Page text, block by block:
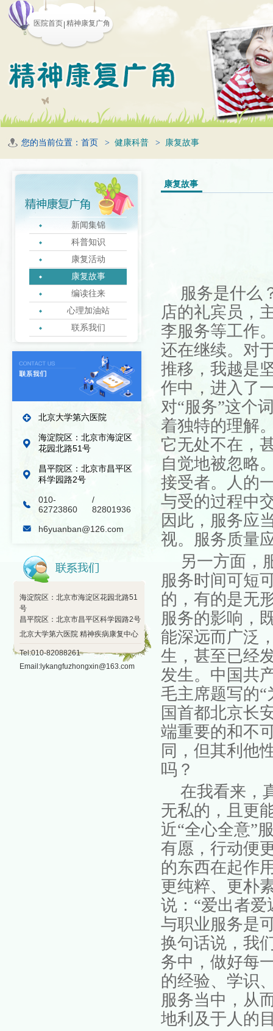
医院首页 精神康复广角
您的当前位置： 首页 > 健康科普 > 康复故事
新闻集锦
科普知识
康复活动
康复故事
编读往来
心理加油站
联系我们
绿丝带志愿者协会
北京大学第六医院
海淀院区：北京市海淀区
花园北路51号
昌平院区：北京市昌平区
科学园路2号
010-
62723860
/
82801936
h6yuanban@126.com
海淀院区：北京市海淀区花园北路51
号
昌平院区：北京市昌平区科学园路2号
北京大学第六医院 精神疾病康复中心
Tel:010-82088261
Email:lykangfuzhongxin@163.com
康复故事
服务是什么
店的礼宾员，
李服务等工作
还在继续。对
推移，我越是
作中，进入了
对“服务”这个
着独特的理解
它无处不在，
自觉地被忽略
接受者。人的
与受的过程中
因此，服务应
视。服务质量
另一方面，
服务时间可短
的，有的是无
服务的影响，
能深远而广泛
生，甚至已经
发生。中国共
毛主席题写的“
国首都北京长
端重要的和不
同，但其利他
吗？
在我看来，
无私的，且更
近“全心全意”
有愿，行动便
的东西在起作
更纯粹、更朴
说：“爱出者
与职业服务是
换句话说，我
务中，做好每
的经验、学识
服务当中，从
地利及于人的